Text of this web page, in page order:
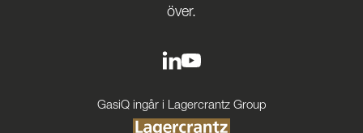
över.
GasiQ ingår i Lagercrantz Group